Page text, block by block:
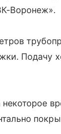
Воронеж».
Подачу